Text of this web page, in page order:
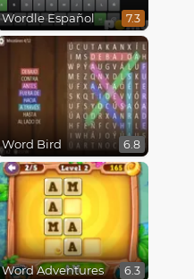
Wordle Español 7.3
Word Bird 6.8
Word Adventures 6.3